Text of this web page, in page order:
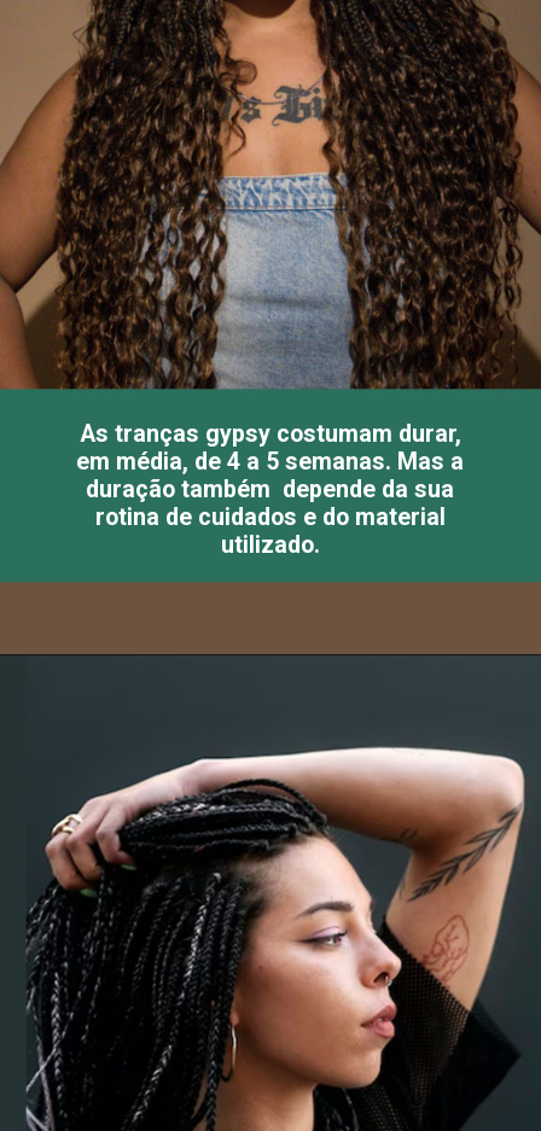
As tranças gypsy costumam durar,
em média, de 4 a 5 semanas. Mas a
duração também depende da sua
rotina de cuidados e do material
utilizado.